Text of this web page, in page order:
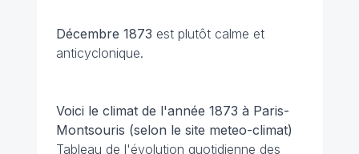
Décembre 1873 est plutôt calme et
anticyclonique.
Voici le climat de l'année 1873 à Paris-
Montsouris (selon le site meteo-climat)
Tableau de l'évolution quotidienne des